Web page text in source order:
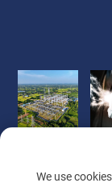
We use